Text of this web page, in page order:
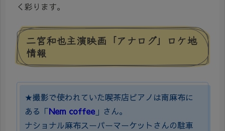
く彩ります。
二宮和也主演映画「アナログ」ロケ地
情報
★撮影で使われていた喫茶店ピアノは南麻布に
ある「Nem coffee 」さん。
ナショナル麻布スーパーマーケットさんの駐車